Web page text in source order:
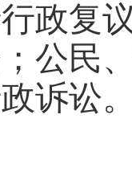
政复
公民
诉讼。